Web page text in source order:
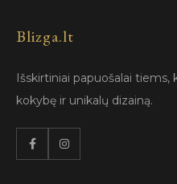
Blizga.lt
Išskirtiniai papuošalai
kokybę ir unikalų dizainą.